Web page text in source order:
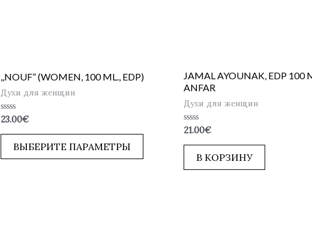
,,NOUF” (WOMEN, 100 ML., EDP)
Духи для женщин
Оценка
из
23.00€
ВЫБЕРИТЕ ПАРАМЕТРЫ
JAMAL AYOUNAK, EDP 100
ANFAR
Духи для женщин
Оценка
из
21.00€
В КОРЗИНУ